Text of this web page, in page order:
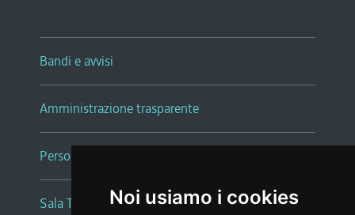
Noi usiamo i cookies
Bandi e avvisi
Amministrazione trasparente
Persone e Uffici
Sala Tiziano Tessitori